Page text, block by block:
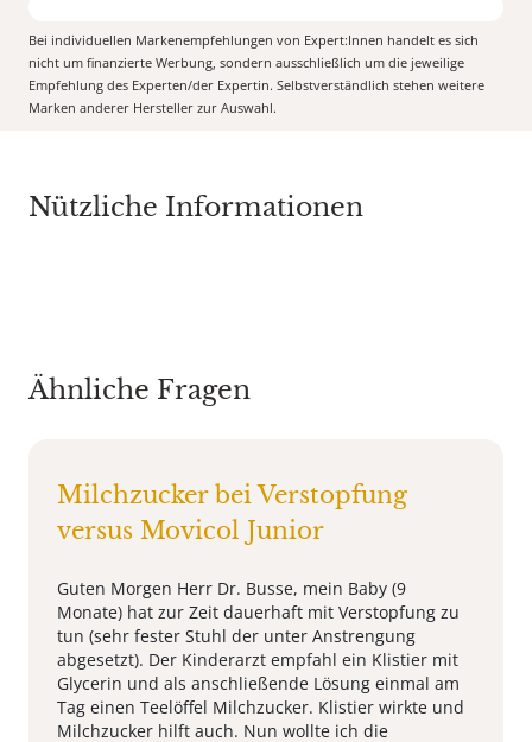
Bei individuellen Markenempfehlungen von Expert:Innen handelt es sich
nicht um finanzierte Werbung, sondern ausschließlich um die jeweilige
Empfehlung des Experten/der Expertin. Selbstverständlich stehen weitere
Marken anderer Hersteller zur Auswahl.
Nützliche Informationen
Ähnliche Fragen
Milchzucker bei Verstopfung
versus Movicol Junior
Guten Morgen Herr Dr. Busse, mein Baby (9
Monate) hat zur Zeit dauerhaft mit Verstopfung zu
tun (sehr fester Stuhl der unter Anstrengung
abgesetzt). Der Kinderarzt empfahl ein Klistier mit
Glycerin und als anschließende Lösung einmal am
Tag einen Teelöffel Milchzucker. Klistier wirkte und
Milchzucker hilft auch. Nun wollte ich die